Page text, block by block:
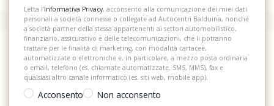
Letta l’Informativa Privacy, acconsento alla comunicazione dei miei dati
personali a società connesse o collegate ad Autocentri Balduina, nonché
a società partner della stessa appartenenti ai settori automobilistico,
finanziario, assicurativo e delle telecomunicazioni, che li potranno
trattare per le finalità di marketing, con modalità cartacee,
automatizzate o elettroniche e, in particolare, a mezzo posta ordinaria
o email, telefono (es. chiamate automatizzate, SMS, MMS), fax e
qualsiasi altro canale informatico (es. siti web, mobile app).
Acconsento Non acconsento